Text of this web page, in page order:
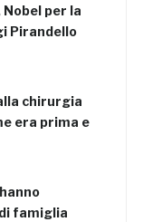
per la
Pirandello
chirurgia
era prima e
famiglia